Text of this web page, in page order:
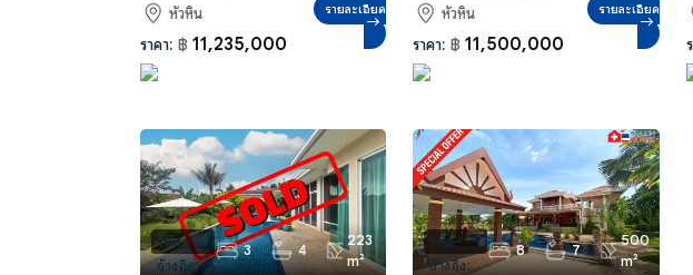
หัวหิน
ราคา: ฿ 11,235,000
รายละเอียด หัวหิน
ราคา: ฿11,500,000
รายละเอียด
รหัส
อ้างอิง:
3 4
223
m²
รหัส
อ้างอิง:
8 7
500
m²